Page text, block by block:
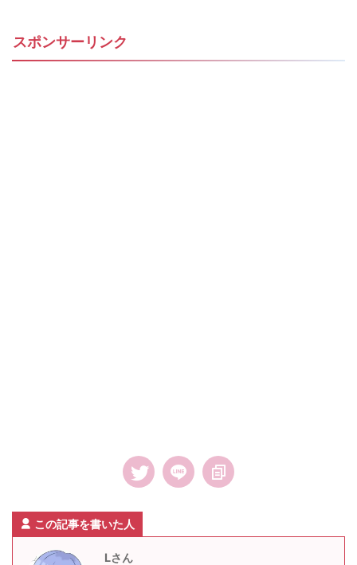
スポンサーリンク
この記事を書いた人
Lさん